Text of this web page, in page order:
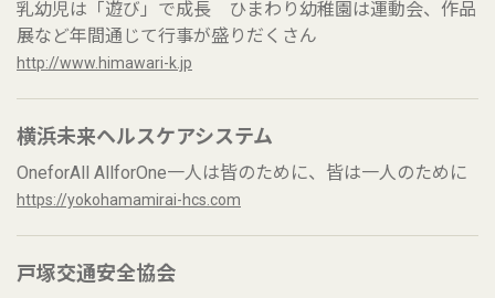
乳幼児は「遊び」で成長 ひまわり幼稚園は運動会、作品
展など年間通じて行事が盛りだくさん
http://www.himawari-k.jp
横浜未来ヘルスケアシステム
OneforAll AllforOne一人は皆のために、皆は一人のために
https://yokohamamirai-hcs.com
戸塚交通安全協会